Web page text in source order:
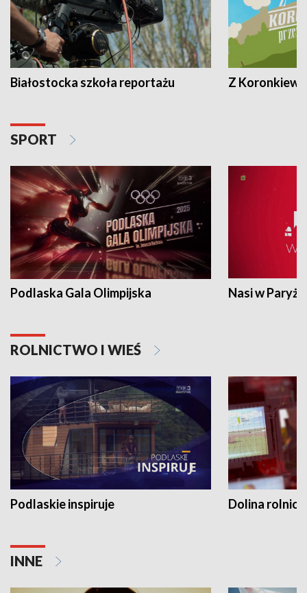
Białostocka szkoła reportażu Z
SPORT
Podlaska Gala Olimpijska Nasi w Paryżu
ROLNICTWO I WIEŚ
Podlaskie inspiruje Dolina
INNE